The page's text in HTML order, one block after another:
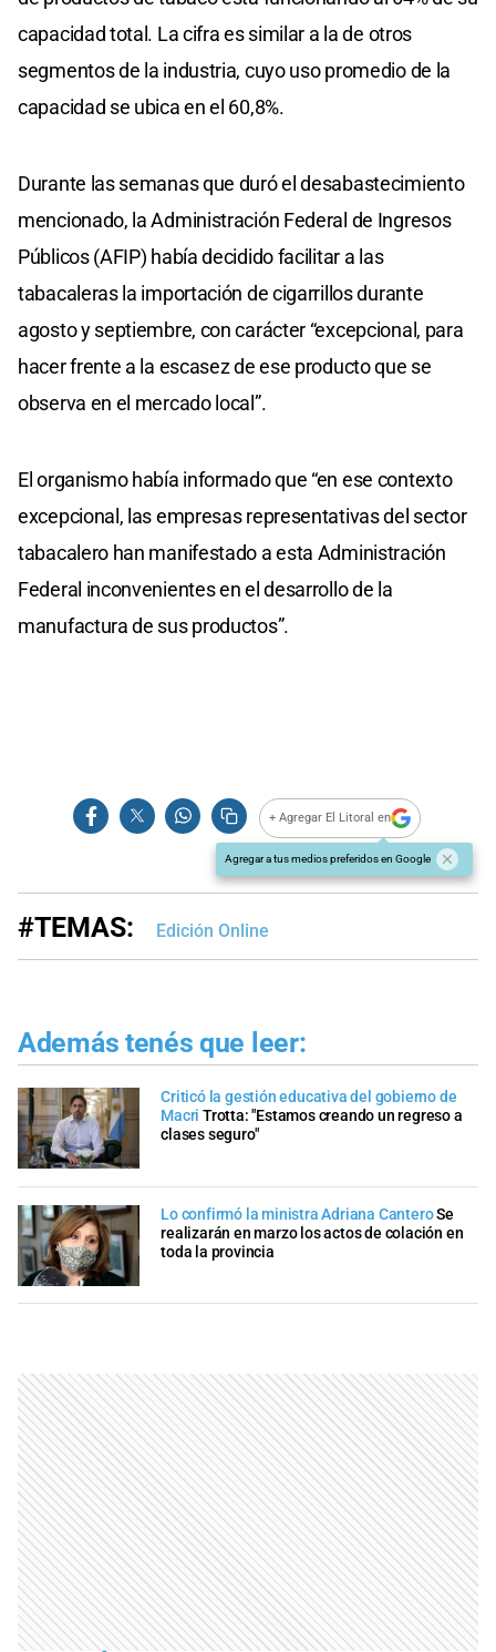
capacidad total. La cifra es similar a la de otros
segmentos de la industria, cuyo uso promedio de la
capacidad se ubica en el 60,8%.
Durante las semanas que duró el desabastecimiento
mencionado, la Administración Federal de Ingresos
Públicos (AFIP) había decidido facilitar a las
tabacaleras la importación de cigarrillos durante
agosto y septiembre, con carácter “excepcional, para
hacer frente a la escasez de ese producto que se
observa en el mercado local”.
El organismo había informado que “en ese contexto
excepcional, las empresas representativas del sector
tabacalero han manifestado a esta Administración
Federal inconvenientes en el desarrollo de la
manufactura de sus productos”.
+ Agregar El Litoral en
Agregar a tus medios preferidos en Google
#TEMAS: Edición Online
Además tenés que leer:
Criticó la gestión educativa del gobierno de
Macri Trotta: "Estamos creando un regreso a
clases seguro"
Lo confirmó la ministra Adriana CanteroSe
realizarán en marzo los actos de colación en
toda la provincia